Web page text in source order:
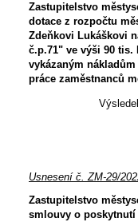
Zastupitelstvo
dotace z rozpočtu
Zdeňkovi Lukáškovi
č.p.71" ve výši 90
vykázaným
práce zaměstnanců
Usnesení č. ZM-29/
Zastupitelstvo
smlouvy o poskytnutí